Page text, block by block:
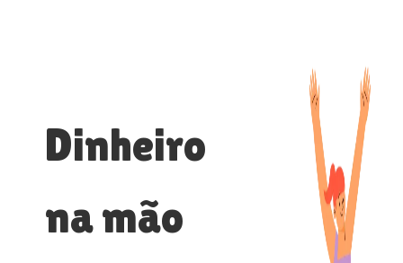
Dinheiro
na mão